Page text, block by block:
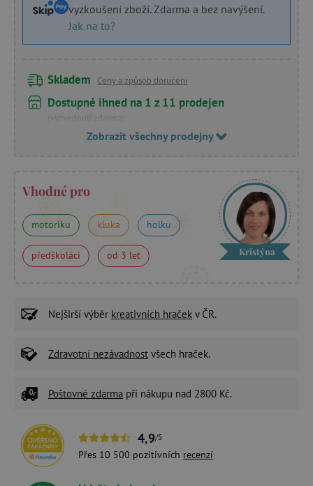
vyzkoušení zboží. Zdarma a bez navýšení.
Jak na to?
Skladem Ceny a způsob doručení
Dostupné ihned na 1 z 11 prodejen
(vyzvednutí zdarma)
Zobrazit všechny prodejny
Vhodné pro
motoriku kluka holku
předškoláci od 3 let Kristýna
Nejširší výběr kreativních hraček v ČR.
Zdravotní nezávadnost všech hraček.
Poštovné zdarma při nákupu nad 2800 Kč.
4,9/5
Přes 10 500 pozitivních recenzí